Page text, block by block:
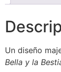
Un diseño
Bella y la